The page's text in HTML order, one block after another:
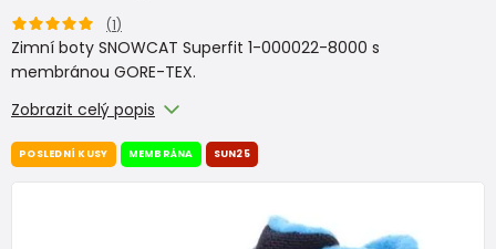
(1)
Zimní boty SNOWCAT Superfit 1-000022-8000 s
membránou GORE-TEX.
Zobrazit celý popis
POSLEDNÍ KUSY MEMBRÁNA SUN25